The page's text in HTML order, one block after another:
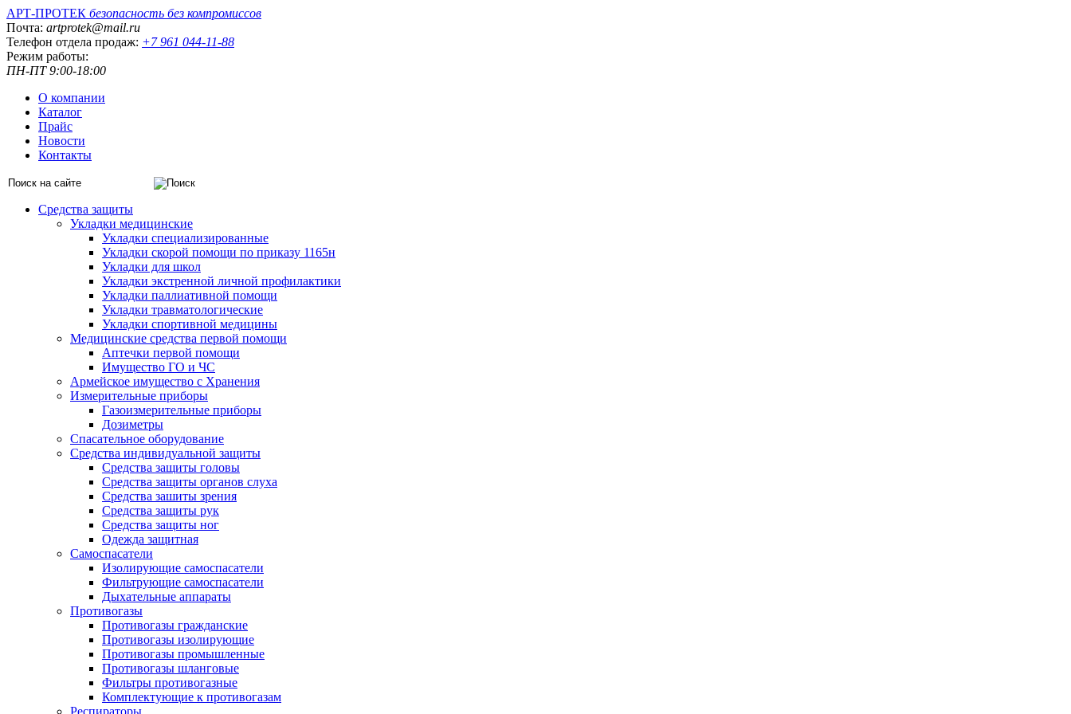
АРТ-ПРОТЕК безопасность без компромиссов
Почта: artprotek@mail.ru
Телефон отдела продаж: +7 961 044-11-88
Режим работы:
ПН-ПТ 9:00-18:00
О компании
Каталог
Прайс
Новости
Контакты
Средства защиты
Укладки медицинские
Укладки специализированные
Укладки скорой помощи по приказу 1165н
Укладки для школ
Укладки экстренной личной профилактики
Укладки паллиативной помощи
Укладки травматологические
Укладки спортивной медицины
Медицинские средства первой помощи
Аптечки первой помощи
Имущество ГО и ЧС
Армейское имущество с Хранения
Измерительные приборы
Газоизмерительные приборы
Дозиметры
Спасательное оборудование
Средства индивидуальной защиты
Средства защиты головы
Средства защиты органов слуха
Средства зашиты зрения
Средства защиты рук
Средства защиты ног
Одежда защитная
Самоспасатели
Изолирующие самоспасатели
Фильтрующие самоспасатели
Дыхательные аппараты
Противогазы
Противогазы гражданские
Противогазы изолирующие
Противогазы промышленные
Противогазы шланговые
Фильтры противогазные
Комплектующие к противогазам
Респираторы